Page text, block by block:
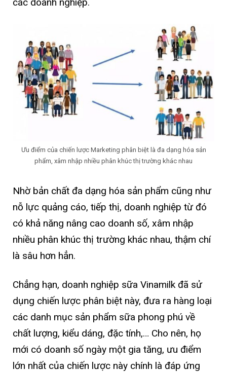
các doanh nghiệp.
Ưu điểm của chiến lược Marketing phân biệt là đa dạng hóa sản
phẩm, xâm nhập nhiều phân khúc thị trường khác nhau
Nhờ bản chất đa dạng hóa sản phẩm cũng như
nỗ lực quảng cáo, tiếp thị, doanh nghiệp từ đó
có khả năng nâng cao doanh số, xâm nhập
nhiều phân khúc thị trường khác nhau, thậm chí
là sâu hơn hẳn.
Chẳng hạn, doanh nghiệp sữa Vinamilk đã sử
dụng chiến lược phân biệt này, đưa ra hàng loại
các danh mục sản phẩm sữa phong phú về
chất lượng, kiểu dáng, đặc tính,… Cho nên, họ
mới có doanh số ngày một gia tăng, ưu điểm
lớn nhất của chiến lược này chính là đáp ứng